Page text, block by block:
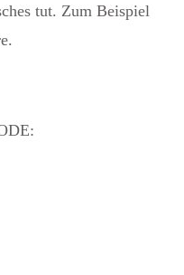
tut. Zum Beispiel